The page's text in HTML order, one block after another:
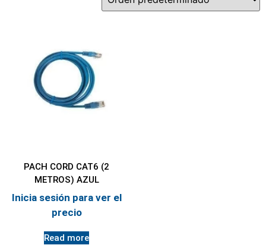
PACH CORD CAT6 (2
METROS) AZUL
Inicia sesión para ver el
precio
Read more